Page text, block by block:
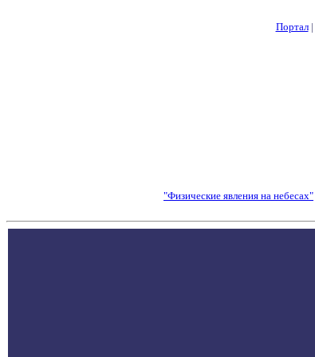
Портал|
"Физические явления на небесах"